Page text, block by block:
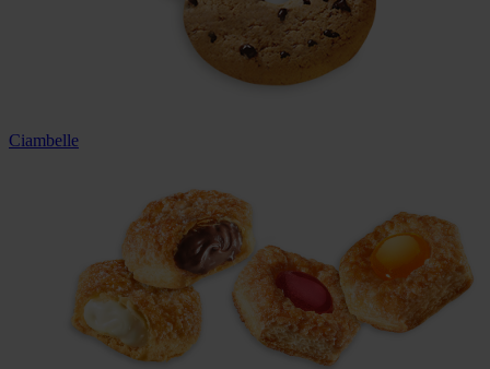
Ciambelle